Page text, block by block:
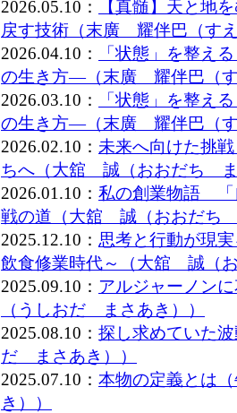
2026.05.10：
【真髄】天と地
戻す技術（末廣 耀伴巴（す
2026.04.10：
「状態」を整え
の生き方―（末廣 耀伴巴（
2026.03.10：
「状態」を整え
の生き方―（末廣 耀伴巴（
2026.02.10： 未来へ向けた挑
ちへ（大舘 誠（おおだち
2026.01.10： 私の創業物語 「
戦の道（大舘 誠（おおだち
2025.12.10： 思考と行動が現
飲食修業時代～（大舘 誠（
2025.09.10： アルジャーノン
（うしおだ まさあき））
2025.08.10： 探し求めていた
だ まさあき））
2025.07.10： 本物の定義とは
き））